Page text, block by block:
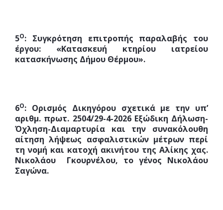
5Ο: Συγκρότηση επιτροπής παραλαβής του
έργου: «Κατασκευή κτηρίου ιατρείου
κατασκήνωσης Δήμου Θέρμου».
6Ο: Ορισμός Δικηγόρου σχετικά με την υπ’
αριθμ. πρωτ. 2504/29-4-2026 Εξώδικη Δήλωση-
Όχληση-Διαμαρτυρία και την συνακόλουθη
αίτηση λήψεως ασφαλιστικών μέτρων περί
τη νομή και κατοχή ακινήτου της Αλίκης χας.
Νικολάου Γκουρνέλου, το γένος Νικολάου
Σαγώνα.